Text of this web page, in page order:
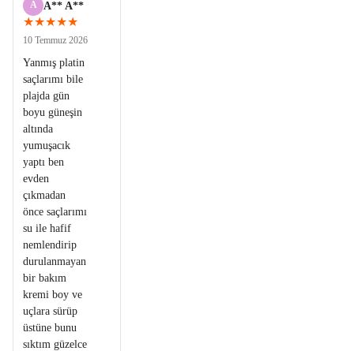
A A** A**
★★★★★
10 Temmuz 2026
Yanmış platin
saçlarımı bile
plajda gün
boyu güneşin
altında
yumuşacık
yaptı ben
evden
çıkmadan
önce saçlarımı
su ile hafif
nemlendirip
durulanmayan
bir bakım
kremi boy ve
uçlara sürüp
üstüne bunu
sıktım güzelce